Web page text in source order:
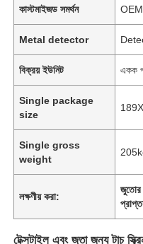
কাস্টমাইজড সমর্থন OEM
Metal detector
বিক্রয় ইউনিট একক
Single package
size
Single gross
weight
লক্ষণীয় করা:
জুতোর
টেক্সটাইল এবং জুতা জন্য টাচ